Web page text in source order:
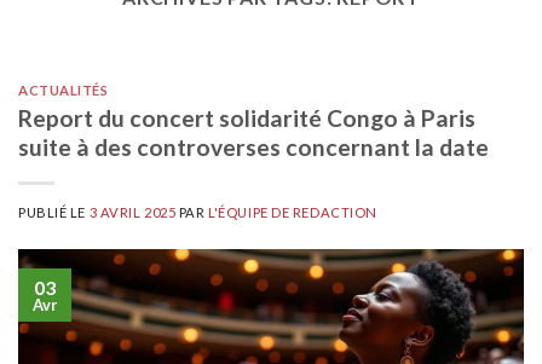
ACTUALITÉS
Report du concert solidarité Congo à Paris
suite à des controverses concernant la date
PUBLIÉ LE 3 AVRIL 2025 PARL'ÉQUIPE DE REDACTION
03
Avr